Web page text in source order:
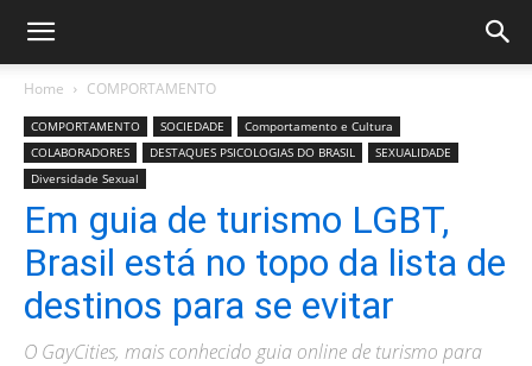
Home COMPORTAMENTO
COMPORTAMENTO SOCIEDADE
Comportamento e Cultura
COLABORADORES
DESTAQUES PSICOLOGIAS DO BRASIL
SEXUALIDADE
Diversidade Sexual
Em guia de turismo LGBT,
Brasil está no topo da lista de
destinos para se evitar
O GayCities, mais conhecido guia online de turismo para